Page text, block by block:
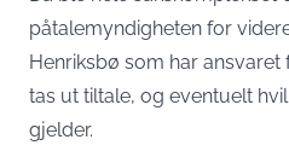
påtalemyndigheten for
Henriksbø som har
tas ut tiltale, og eventuelt
gjelder.